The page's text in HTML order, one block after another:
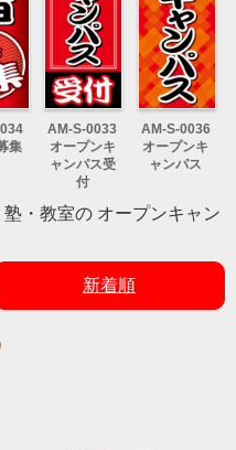
集
AM-S-0033
オープンキ
ャンパス受
付
AM-S-0036
オープンキ
ャンパス
・教室の オープンキャン
新着順